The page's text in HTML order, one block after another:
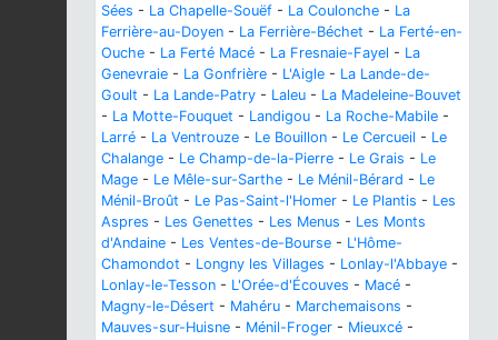
Sées - La Chapelle-Souëf - La Coulonche - La
Ferrière-au-Doyen - La Ferrière-Béchet - La Ferté-en-
Ouche - La Ferté Macé - La Fresnaie-Fayel - La
Genevraie - La Gonfrière - L'Aigle - La Lande-de-
Goult - La Lande-Patry - Laleu - La Madeleine-Bouvet
- La Motte-Fouquet - Landigou - La Roche-Mabile -
Larré - La Ventrouze - Le Bouillon - Le Cercueil - Le
Chalange - Le Champ-de-la-Pierre - Le Grais - Le
Mage - Le Mêle-sur-Sarthe - Le Ménil-Bérard - Le
Ménil-Broût - Le Pas-Saint-l'Homer - Le Plantis - Les
Aspres - Les Genettes - Les Menus - Les Monts
d'Andaine - Les Ventes-de-Bourse - L'Hôme-
Chamondot - Longny les Villages - Lonlay-l'Abbaye -
Lonlay-le-Tesson - L'Orée-d'Écouves - Macé -
Magny-le-Désert - Mahéru - Marchemaisons -
Mauves-sur-Huisne - Ménil-Froger - Mieuxcé -